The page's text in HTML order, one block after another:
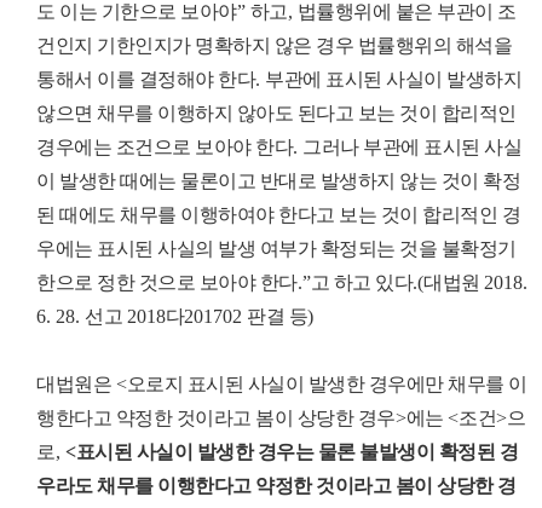
도 이는 기한으로 보아야” 하고, 법률행위에 붙은 부관이 조
건인지 기한인지가 명확하지 않은 경우 법률행위의 해석을
통해서 이를 결정해야 한다. 부관에 표시된 사실이 발생하지
않으면 채무를 이행하지 않아도 된다고 보는 것이 합리적인
경우에는 조건으로 보아야 한다. 그러나 부관에 표시된 사실
이 발생한 때에는 물론이고 반대로 발생하지 않는 것이 확정
된 때에도 채무를 이행하여야 한다고 보는 것이 합리적인 경
우에는 표시된 사실의 발생 여부가 확정되는 것을 불확정기
한으로 정한 것으로 보아야 한다.”고 하고 있다.(대법원 2018.
6. 28. 선고 2018다201702 판결 등)
대법원은 <오로지 표시된 사실이 발생한 경우에만 채무를 이
행한다고 약정한 것이라고 봄이 상당한 경우>에는 <조건>으
로, <표시된 사실이 발생한 경우는 물론 불발생이 확정된 경
우라도 채무를 이행한다고 약정한 것이라고 봄이 상당한 경